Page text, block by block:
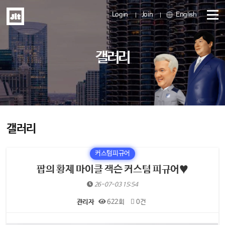
Login Join
English
메
뉴
갤러리
갤러리
커스텀피규어
팝의 황제 마이클 잭슨 커스텀 피규어♥
26-07-03 15:54
관리자 622회 0건